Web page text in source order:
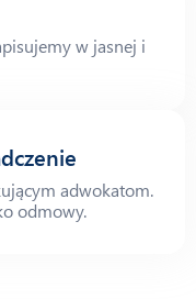
w jasnej i
adwokatom.
odmowy.